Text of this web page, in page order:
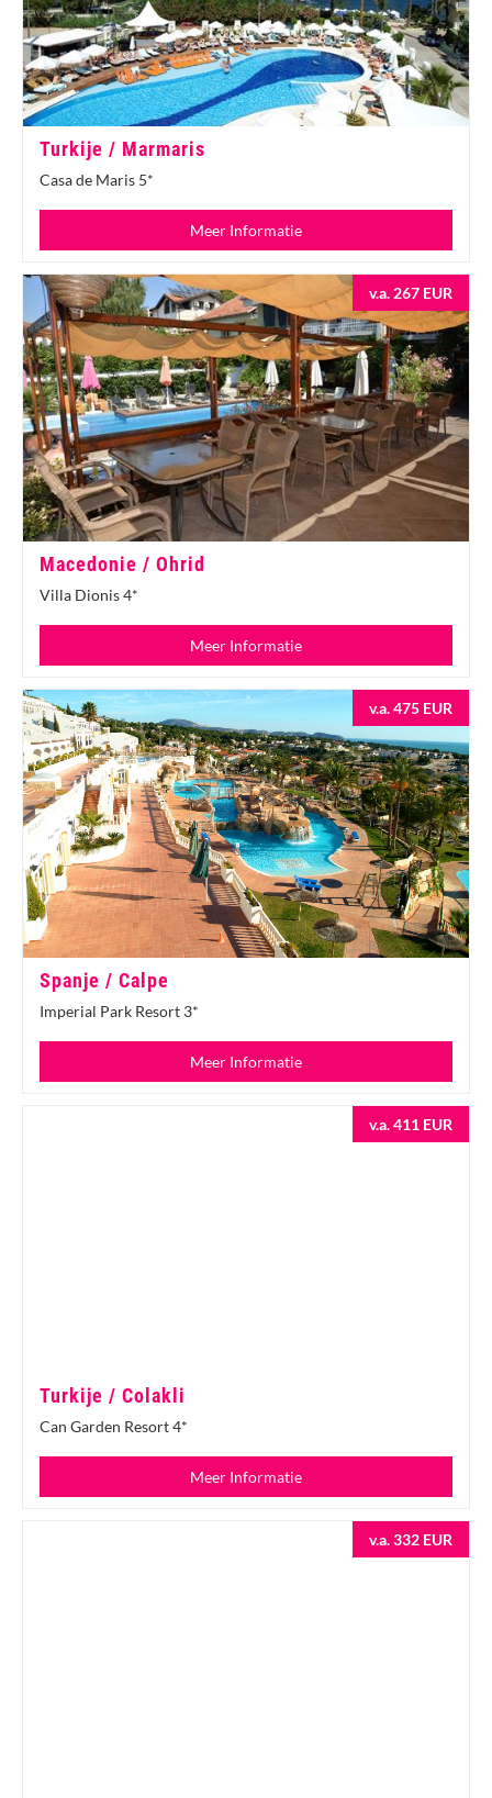
Turkije / Marmaris
Casa de Maris 5*
Meer Informatie
v.a. 267 EUR
Macedonie / Ohrid
Villa Dionis 4*
Meer Informatie
v.a. 475 EUR
Spanje / Calpe
Imperial Park Resort 3*
Meer Informatie
v.a. 411 EUR
Turkije / Colakli
Can Garden Resort 4*
Meer Informatie
v.a. 332 EUR